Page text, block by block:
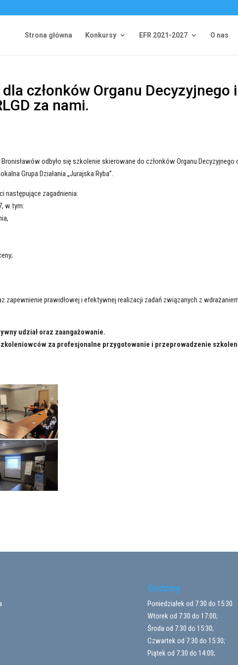
Strona główna Konkursy EFR 2021-2027 O nas
członków Organu Decyzyjnego i
za nami.
odbyło się szkolenie skierowane do członków Organu Decyzyjnego
Grupa Działania „Jurajska Ryba”.
następujące zagadnienia:
w tym:
zapewnienie prawidłowej i efektywnej realizacji zadań związanych z wdrażaniem
udział oraz zaangażowanie.
za profesjonalne przygotowanie i przeprowadzenie
Godziny
Poniedziałek od 7:30 do 15:30
Wtorek od 7:30 do 17:00;
Środa od 7:30 do 15:30;
Czwartek od 7:30 do 15:30;
Piątek od 7:30 do 14:00;